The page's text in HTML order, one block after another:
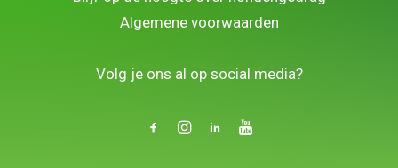
Algemene voorwaarden
Volg je ons al op social media?